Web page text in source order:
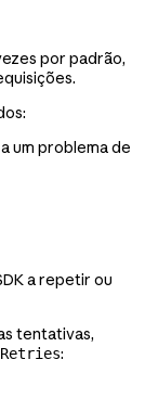
por padrão,
um problema de
a repetir ou
tentativas,
: